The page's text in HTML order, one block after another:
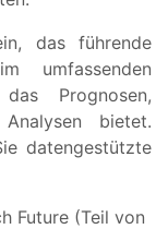
das führende
umfassenden
Prognosen,
bietet.
datengestützte
Future (Teil von